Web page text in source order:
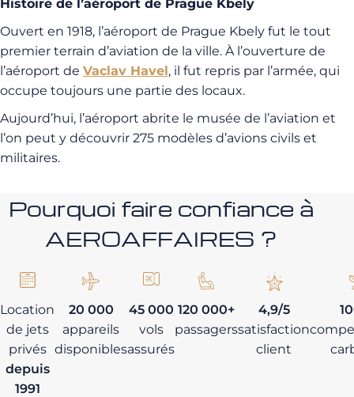
Histoire de l’aéroport de Prague Kbely
Ouvert en 1918, l’aéroport de Prague Kbely fut le tout
premier terrain d’aviation de la ville. À l’ouverture de
l’aéroport de Vaclav Havel, il fut repris par l’armée, qui
occupe toujours une partie des locaux.
Aujourd’hui, l’aéroport abrite le musée de l’aviation et
l’on peut y découvrir 275 modèles d’avions civils et
militaires.
Pourquoi faire confiance à
AEROAFFAIRES ?
Location
de jets
privés
depuis
1991
20 000
appareils
disponibles
45 000
vols
assurés
120 000+
passagers
4,9/5
satisfaction
client